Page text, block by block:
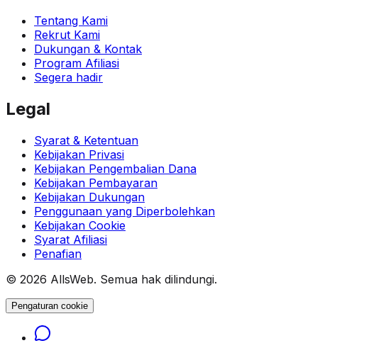
Tentang Kami
Rekrut Kami
Dukungan & Kontak
Program Afiliasi
Segera hadir
Legal
Syarat & Ketentuan
Kebijakan Privasi
Kebijakan Pengembalian Dana
Kebijakan Pembayaran
Kebijakan Dukungan
Penggunaan yang Diperbolehkan
Kebijakan Cookie
Syarat Afiliasi
Penafian
© 2026 AllsWeb. Semua hak dilindungi.
Pengaturan cookie